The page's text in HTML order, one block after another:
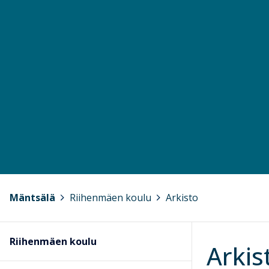
Mäntsälä Riihenmäen koulu Arkisto
Riihenmäen koulu